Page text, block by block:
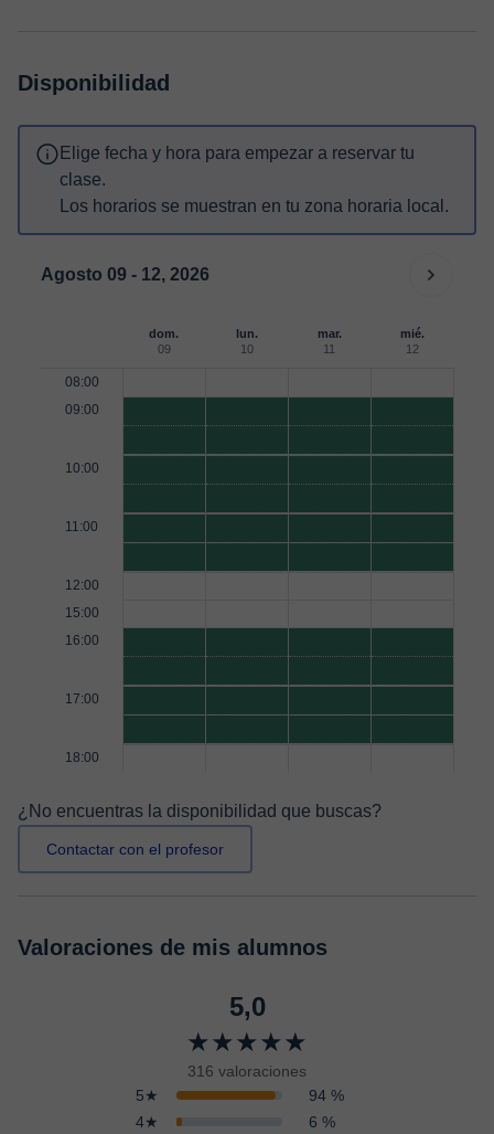
Disponibilidad
Elige fecha y hora para empezar a reservar tu
clase.
Los horarios se muestran en tu zona horaria local.
Agosto 09 - 12, 2026
dom.
09
lun.
10
mar.
11
mié.
12
08:00
09:00
10:00
11:00
12:00
15:00
16:00
17:00
18:00
¿No encuentras la disponibilidad que buscas?
Contactar con el profesor
Valoraciones de mis alumnos
5,0
★★★★★
316 valoraciones
5★
94 %
4★
6 %